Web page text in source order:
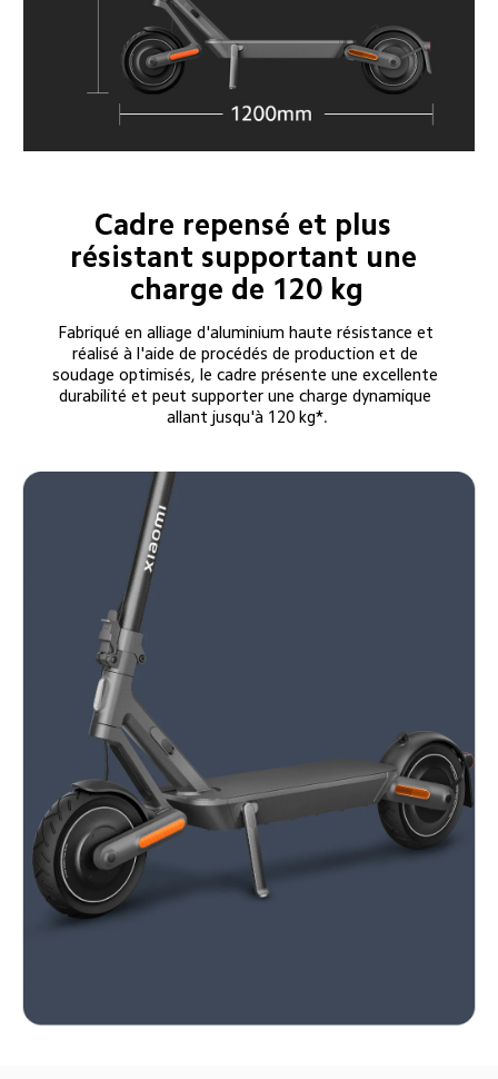
Cadre repensé et plus
résistant supportant une
charge de 120 kg
Fabriqué en alliage d'aluminium haute résistance et
réalisé à l'aide de procédés de production et de
soudage optimisés, le cadre présente une excellente
durabilité et peut supporter une charge dynamique
allant jusqu'à 120 kg*.